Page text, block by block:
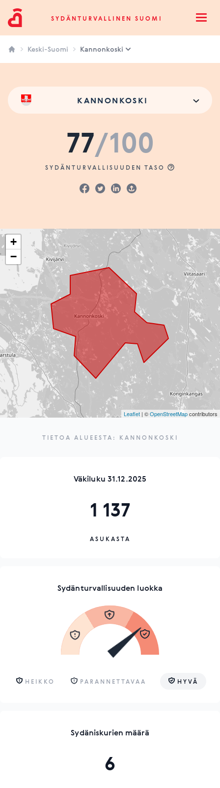
Sydänturvallinen SuomiSYDÄNTURVALLINEN SUOMI
Keski-Suomi Kannonkoski
KANNONKOSKI
77/100
SYDÄNTURVALLISUUDEN TASO
+
−
Leaflet | ©OpenStreetMapcontributors
TIETOA ALUEESTA: KANNONKOSKI
Väkiluku 31.12.2025
1 137
ASUKASTA
Sydänturvallisuuden luokka
HEIKKO PARANNETTAVAA HYVÄ
Sydäniskurien määrä
6